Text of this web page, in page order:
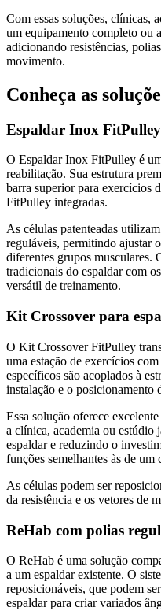
Com essas soluções, clínicas,
um equipamento completo ou
adicionando resistências,
movimento.
Conheça as
Espaldar Inox FitPulley
O Espaldar Inox FitPulley é
reabilitação. Sua estrutura
barra superior para exercícios
FitPulley integradas.
As células patenteadas
reguláveis, permitindo ajustar
diferentes grupos musculares.
tradicionais do espaldar com
versátil de treinamento.
Kit Crossover para
O Kit Crossover FitPulley
uma estação de exercícios
específicos são acoplados à
instalação e o posicionamento
Essa solução oferece
a clínica, academia ou estúdio
espaldar e reduzindo o
funções semelhantes às de um
As células podem ser
da resistência e os vetores de
ReHab com polias
O ReHab é uma solução
a um espaldar existente. O
reposicionáveis, que podem
espaldar para criar variados